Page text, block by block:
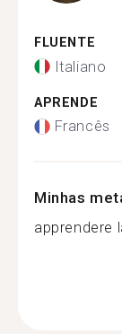
FLUENTE
Italiano
APRENDE
Francês
Minhas
apprendere